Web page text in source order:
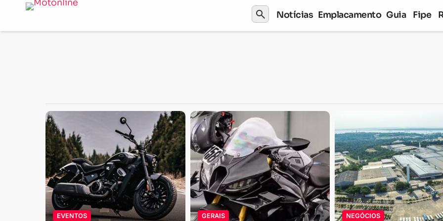
search Notícias Emplacamento Guia Fipe
EVENTOS GERAIS NEGÓCIOS